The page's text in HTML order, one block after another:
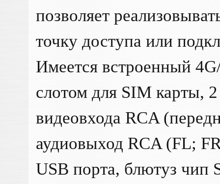
позволяет
точку доступа или
Имеется встроенный
слотом для SIM карты,
видеовхода RCA
аудиовыход RCA (FL;
USB порта, блютуз чип